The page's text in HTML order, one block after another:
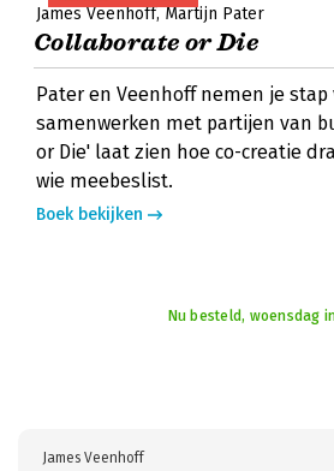
James Veenhoff Martijn Pater
Collaborate or Die
Pater en Veenhoff nemen je
samenwerken met partijen van
or Die' laat zien hoe co-creatie
wie meebeslist.
Boek bekijken
Nu besteld, woensdag
James Veenhoff